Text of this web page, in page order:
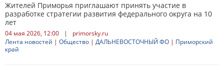
Жителей Приморья приглашают принять участие в
разработке стратегии развития федерального округа на 10
лет
04 мая 2026, 12:00 |
primorsky.ru
Лента новостей | Общество | ДАЛЬНЕВОСТОЧНЫЙ ФО | Приморский
край